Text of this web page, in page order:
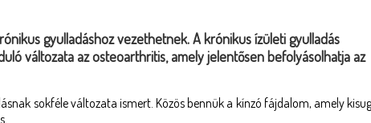
gyulladáshoz vezethetnek. A krónikus ízületi gyulladás
változata az osteoarthritis, amely jelentősen befolyásolhatja az
sokféle változata ismert. Közös bennük a kínzó fájdalom, amely